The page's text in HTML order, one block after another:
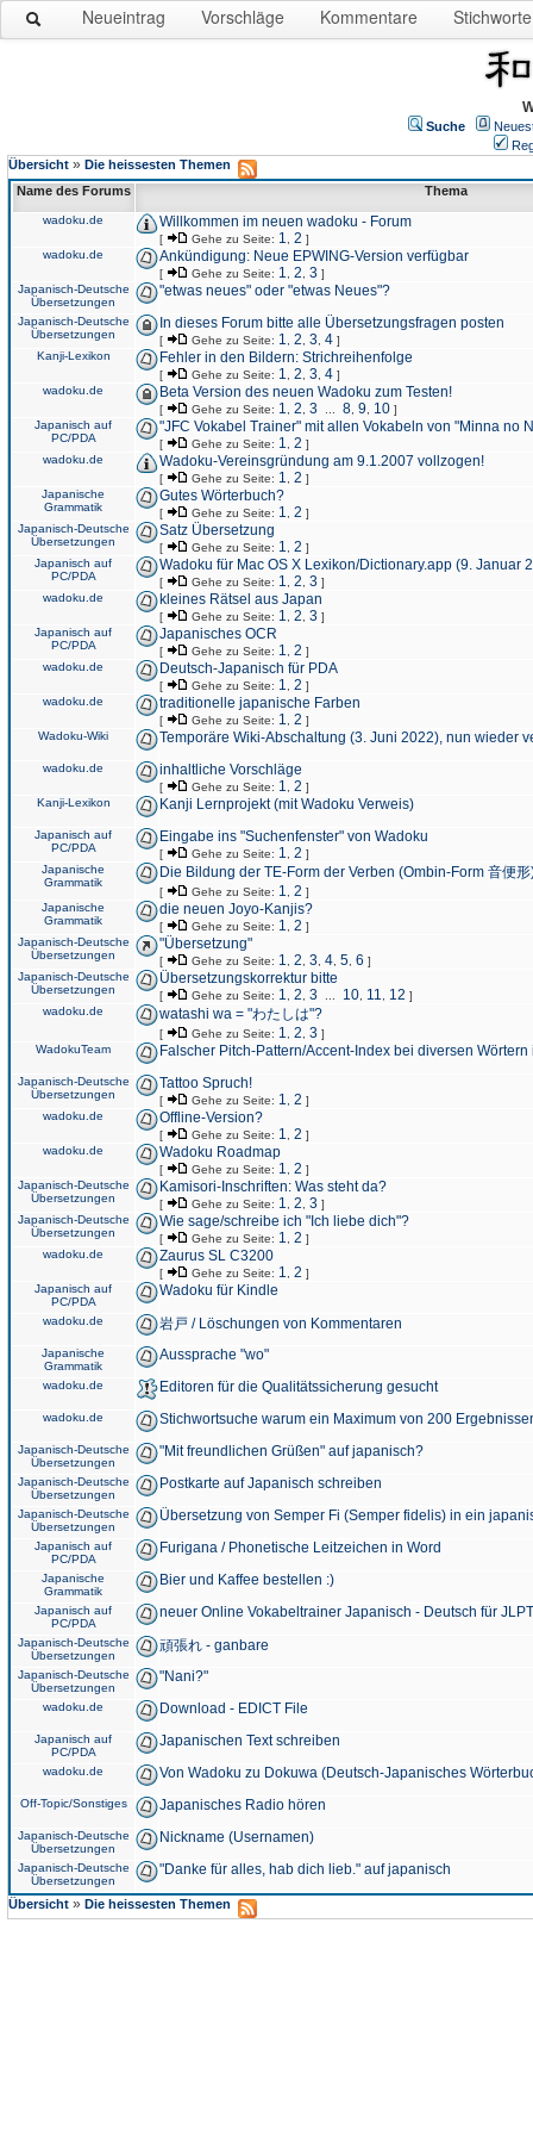
Neueintrag Vorschläge Kommentare Stichworte
Suche
Übersicht » Die heissesten Themen
Name des Forums
Thema
wadoku.de Willkommen im neuen wadoku - Forum
[ Gehe zu Seite: 1 2 ]
wadoku.de
Ankündigung: Neue EPWING-Version verfügbar
[ Gehe zu Seite: 1 2 3 ]
Japanisch-Deutsche
Übersetzungen
"etwas neues" oder "etwas Neues"?
Japanisch-Deutsche
Übersetzungen
In dieses Forum bitte alle Übersetzungsfragen posten
[ Gehe zu Seite: 1 2 3 4 ]
Kanji-Lexikon
Fehler in den Bildern: Strichreihenfolge
[ Gehe zu Seite: 1 2 3 4 ]
wadoku.de
Beta Version des neuen Wadoku zum Testen!
[ Gehe zu Seite: 1 2 3 8 9 10 ]
Japanisch auf
PC/PDA
"JFC Vokabel Trainer" mit allen Vokabeln von "Minna no
[ Gehe zu Seite: 1 2 ]
wadoku.de
Wadoku-Vereinsgründung am 9.1.2007 vollzogen!
[ Gehe zu Seite: 1 2 ]
Japanische
Grammatik
Gutes Wörterbuch?
[ Gehe zu Seite: 1 2 ]
Japanisch-Deutsche
Übersetzungen
Satz Übersetzung
[ Gehe zu Seite: 1 2 ]
Japanisch auf
PC/PDA
Wadoku für Mac OS X Lexikon/Dictionary.app (9. Januar
[ Gehe zu Seite: 1 2 3 ]
wadoku.de
kleines Rätsel aus Japan
[ Gehe zu Seite: 1 2 3 ]
Japanisch auf
PC/PDA
Japanisches OCR
[ Gehe zu Seite: 1 2 ]
wadoku.de
Deutsch-Japanisch für PDA
[ Gehe zu Seite: 1 2 ]
wadoku.de
traditionelle japanische Farben
[ Gehe zu Seite: 1 2 ]
Wadoku-Wiki
Temporäre Wiki-Abschaltung (3. Juni 2022), nun wieder
wadoku.de inhaltliche Vorschläge
[ Gehe zu Seite: 1 2 ]
Kanji-Lexikon
Kanji Lernprojekt (mit Wadoku Verweis)
Japanisch auf
PC/PDA
Eingabe ins "Suchenfenster" von Wadoku
[ Gehe zu Seite: 1 2 ]
Japanische
Grammatik
Die Bildung der TE-Form der Verben (Ombin-Form 音便形
[ Gehe zu Seite: 1 2 ]
Japanische
Grammatik
die neuen Joyo-Kanjis?
[ Gehe zu Seite: 1 2 ]
Japanisch-Deutsche
Übersetzungen
"Übersetzung"
[ Gehe zu Seite: 1 2 3 4 5 6 ]
Japanisch-Deutsche
Übersetzungen
Übersetzungskorrektur bitte
[ Gehe zu Seite: 1 2 3 10 11 12 ]
wadoku.de
watashi wa = "わたしは"?
[ Gehe zu Seite: 1 2 3 ]
WadokuTeam
Falscher Pitch-Pattern/Accent-Index bei diversen
Japanisch-Deutsche
Übersetzungen
Tattoo Spruch!
[ Gehe zu Seite: 1 2 ]
wadoku.de
Offline-Version?
[ Gehe zu Seite: 1 2 ]
wadoku.de
Wadoku Roadmap
[ Gehe zu Seite: 1 2 ]
Japanisch-Deutsche
Übersetzungen
Kamisori-Inschriften: Was steht da?
[ Gehe zu Seite: 1 2 3 ]
Japanisch-Deutsche
Übersetzungen
Wie sage/schreibe ich "Ich liebe dich"?
[ Gehe zu Seite: 1 2 ]
wadoku.de
Zaurus SL C3200
[ Gehe zu Seite: 1 2 ]
Japanisch auf
PC/PDA
Wadoku für Kindle
wadoku.de 岩戸 / Löschungen von Kommentaren
Japanische
Grammatik
Aussprache "wo"
wadoku.de Editoren für die Qualitätssicherung gesucht
wadoku.de Stichwortsuche warum ein Maximum von 200
Japanisch-Deutsche
Übersetzungen
"Mit freundlichen Grüßen" auf japanisch?
Japanisch-Deutsche
Übersetzungen
Postkarte auf Japanisch schreiben
Japanisch-Deutsche
Übersetzungen
Übersetzung von Semper Fi (Semper fidelis) in ein
Japanisch auf
PC/PDA
Furigana / Phonetische Leitzeichen in Word
Japanische
Grammatik
Bier und Kaffee bestellen :)
Japanisch auf
PC/PDA
neuer Online Vokabeltrainer Japanisch - Deutsch für
Japanisch-Deutsche
Übersetzungen
頑張れ - ganbare
Japanisch-Deutsche
Übersetzungen
"Nani?"
wadoku.de Download - EDICT File
Japanisch auf
PC/PDA
Japanischen Text schreiben
wadoku.de Von Wadoku zu Dokuwa (Deutsch-Japanisches
Off-Topic/Sonstiges Japanisches Radio hören
Japanisch-Deutsche
Übersetzungen
Nickname (Usernamen)
Japanisch-Deutsche
Übersetzungen
"Danke für alles, hab dich lieb." auf japanisch
Übersicht » Die heissesten Themen